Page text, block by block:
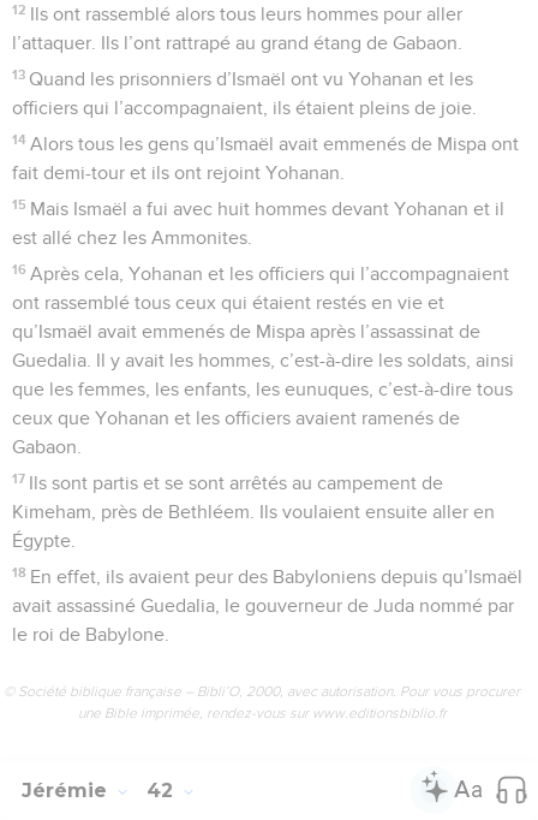
12 Ils ont rassemblé alors tous leurs hommes pour aller
l’attaquer. Ils l’ont rattrapé au grand étang de Gabaon.
13 Quand les prisonniers d’Ismaël ont vu Yohanan et les
officiers qui l’accompagnaient, ils étaient pleins de joie.
14 Alors tous les gens qu’Ismaël avait emmenés de Mispa ont
fait demi-tour et ils ont rejoint Yohanan.
15 Mais Ismaël a fui avec huit hommes devant Yohanan et il
est allé chez les Ammonites.
16 Après cela, Yohanan et les officiers qui l’accompagnaient
ont rassemblé tous ceux qui étaient restés en vie et
qu’Ismaël avait emmenés de Mispa après l’assassinat de
Guedalia. Il y avait les hommes, c’est-à-dire les soldats, ainsi
que les femmes, les enfants, les eunuques, c’est-à-dire tous
ceux que Yohanan et les officiers avaient ramenés de
Gabaon.
17 Ils sont partis et se sont arrêtés au campement de
Kimeham, près de Bethléem. Ils voulaient ensuite aller en
Égypte.
18 En effet, ils avaient peur des Babyloniens depuis qu’Ismaël
avait assassiné Guedalia, le gouverneur de Juda nommé par
le roi de Babylone.
© Société biblique française – Bibli’O, 2000, avec autorisation. Pour vous procurer
une Bible imprimée, rendez-vous sur www.editionsbiblio.fr
Jérémie 42